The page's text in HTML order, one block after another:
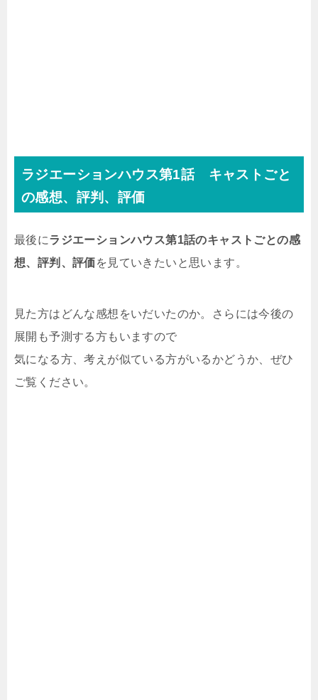
ラジエーションハウス第1話 キャストごと
の感想、評判、評価
最後にラジエーションハウス第1話のキャストごとの感
想、評判、評価を見ていきたいと思います。
見た方はどんな感想をいだいたのか。さらには今後の
展開も予測する方もいますので
気になる方、考えが似ている方がいるかどうか、ぜひ
ご覧ください。